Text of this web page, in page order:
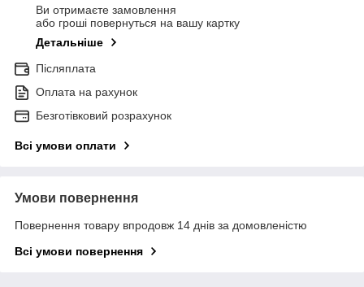
Ви отримаєте замовлення
або гроші повернуться на вашу картку
Детальніше
Післяплата
Оплата на рахунок
Безготівковий розрахунок
Всі умови оплати
Умови повернення
Повернення товару впродовж 14 днів за домовленістю
Всі умови повернення